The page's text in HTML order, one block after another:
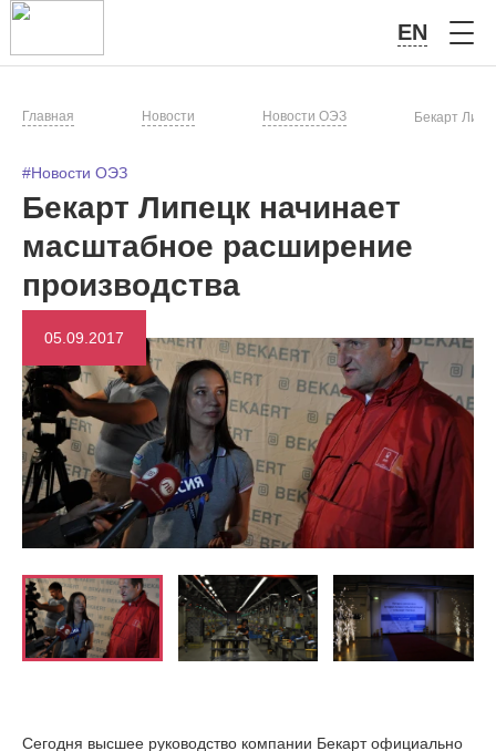
EN
Главная Новости Новости ОЭЗ Бекарт
#Новости ОЭЗ
Бекарт Липецк начинает
масштабное расширение
производства
05.09.2017
Сегодня высшее руководство компании Бекарт официально